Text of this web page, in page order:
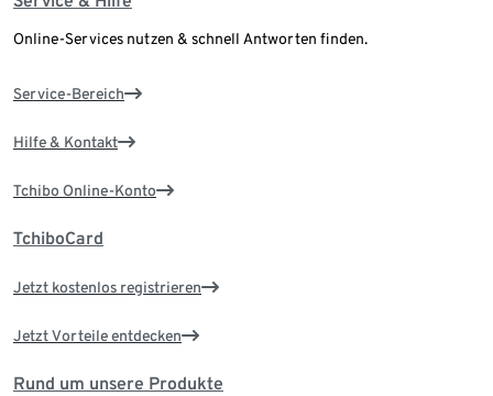
Online-Services nutzen & schnell Antworten finden.
Service-Bereich
Hilfe & Kontakt
Tchibo Online-Konto
TchiboCard
Jetzt kostenlos registrieren
Jetzt Vorteile entdecken
Rund um unsere Produkte